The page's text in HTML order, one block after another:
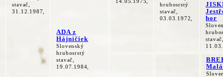
stavač,
31.12.1987,
ADA z
Hájničiek
Slovenský
hrubosrstý
stavač,
19.07.1984,
hrubosrstý
stavač,
03.03.1972,
hor